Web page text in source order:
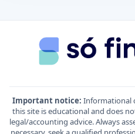
Important notice: Informational
this site is educational and does
legal/accounting advice. Always